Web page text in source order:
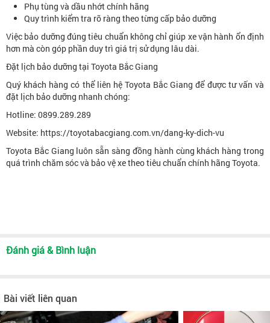
Phụ tùng và dầu nhớt chính hãng
Quy trình kiểm tra rõ ràng theo từng cấp bảo dưỡng
Việc bảo dưỡng đúng tiêu chuẩn không chỉ giúp xe vận hành ổn định
hơn mà còn góp phần duy trì giá trị sử dụng lâu dài.
Đặt lịch bảo dưỡng tại Toyota Bắc Giang
Quý khách hàng có thể liên hệ Toyota Bắc Giang để được tư vấn và
đặt lịch bảo dưỡng nhanh chóng:
Hotline: 0899.289.289
Website: https://toyotabacgiang.com.vn/dang-ky-dich-vu
Toyota Bắc Giang luôn sẵn sàng đồng hành cùng khách hàng trong
quá trình chăm sóc và bảo vệ xe theo tiêu chuẩn chính hãng Toyota.
Đánh giá & Bình luận
Bài viết liên quan